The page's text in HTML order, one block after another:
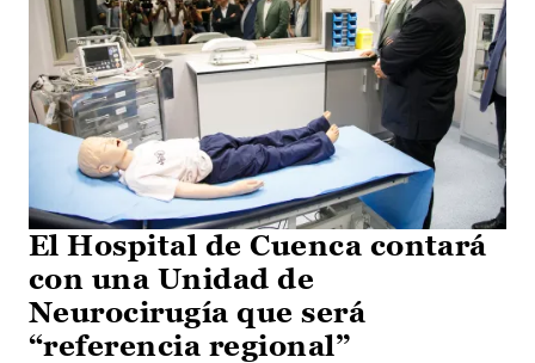
El Hospital de Cuenca contará
con una Unidad de
Neurocirugía que será
“referencia regional”